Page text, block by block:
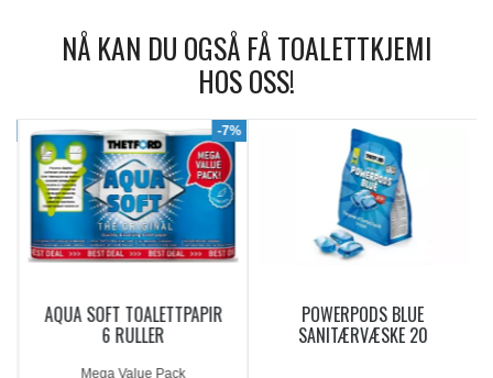
NÅ KAN DU OGSÅ FÅ TOALETTKJEMI
HOS OSS!
-7%
AQUA SOFT TOALETTPAPIR
6 RULLER
Mega Value Pack
POWERPODS BLUE
SANITÆRVÆSKE 20